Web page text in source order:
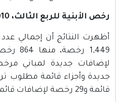
رخص الأبنية للربع الثالث، 2010
أظهرت النتائج أن إجمالي
قائمة و29 رخصة لإضافات قائمة.